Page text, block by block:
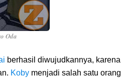
Oda
berhasil diwujudkannya, karena
Koby menjadi salah satu orang